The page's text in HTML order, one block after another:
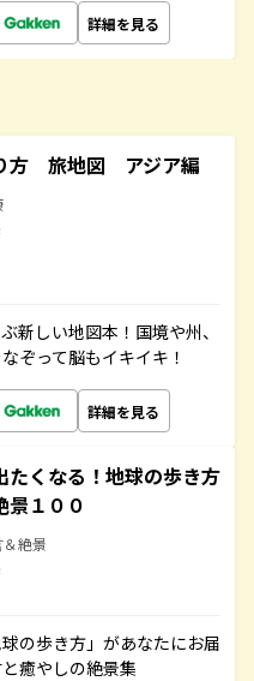
詳細を見る
方 旅地図 アジア編
新しい地図本！国境や州、
ぞって脳もイキイキ！
詳細を見る
たくなる！地球の歩き方
景１００
絶景
の歩き方」があなたにお届
癒やしの絶景集